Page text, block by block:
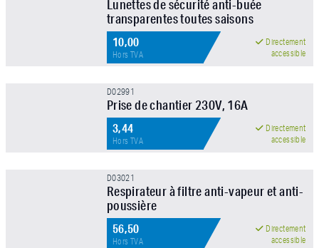
Lunettes de sécurité anti-buée
transparentes toutes saisons
10,00
Hors TVA
Directement
accessible
D02991
Prise de chantier 230V, 16A
3,44
Hors TVA
Directement
accessible
D03021
Respirateur à filtre anti-vapeur et anti-
poussière
56,50
Hors TVA
Directement
accessible